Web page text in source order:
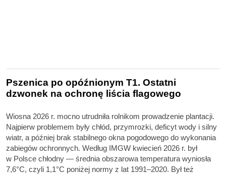
Pszenica po opóźnionym T1. Ostatni
dzwonek na ochronę liścia flagowego
Wiosna 2026 r. mocno utrudniła rolnikom prowadzenie plantacji.
Najpierw problemem były chłód, przymrozki, deficyt wody i silny
wiatr, a później brak stabilnego okna pogodowego do wykonania
zabiegów ochronnych. Według IMGW kwiecień 2026 r. był
w Polsce chłodny — średnia obszarowa temperatura wyniosła
7,6°C, czyli 1,1°C poniżej normy z lat 1991–2020. Był też